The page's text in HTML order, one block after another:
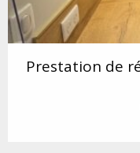
Prestation de